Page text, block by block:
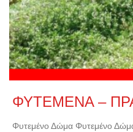
ΦΥΤΕΜΕΝΑ –
Φυτεμένο Δώμα Φυτεμένο Δώμα